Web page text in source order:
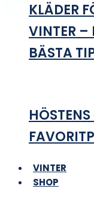
KLÄDER
VINTER –
BÄSTA
VINTER
SHOP